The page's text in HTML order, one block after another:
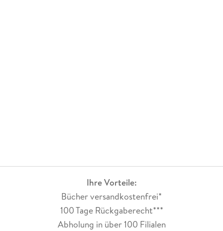
Ihre Vorteile:
Bücher versandkostenfrei*
100 Tage Rückgaberecht***
Abholung in über 100 Filialen